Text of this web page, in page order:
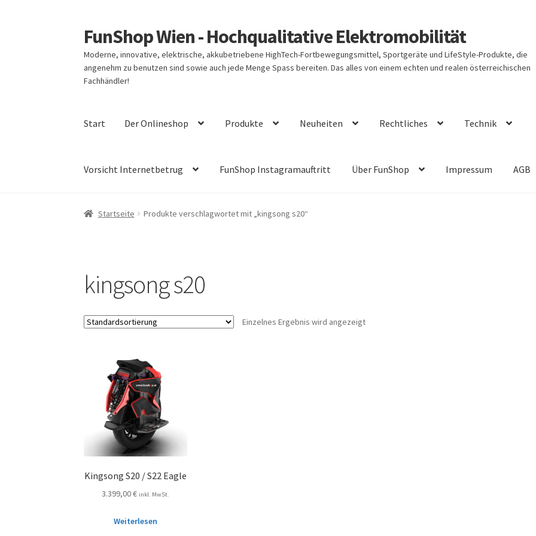
Zur
Navigation
springen
Zum
Inhalt
springen
FunShop Wien - Hochqualitative Elektromobilität
Moderne, innovative, elektrische, akkubetriebene HighTech-Fortbewegungsmittel, Sportgeräte und LifeStyle-Produkte, die
angenehm zu benutzen sind sowie auch jede Menge Spass bereiten. Das alles von einem echten und realen österreichischen
Fachhändler!
Start Der Onlineshop Produkte Neuheiten Rechtliches Technik
Vorsicht Internetbetrug FunShop Instagramauftritt Über FunShop Impressum AGB
Startseite Produkte verschlagwortet mit „kingsong s20“
kingsong s20
Einzelnes Ergebnis wird angezeigt
Kingsong S20 / S22 Eagle
3.399,00€ inkl. MwSt.
Weiterlesen